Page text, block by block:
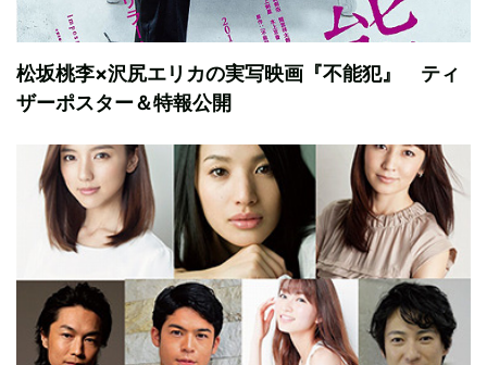
松坂桃李×沢尻エリカの実写映画『不能犯』 ティ
ザーポスター＆特報公開